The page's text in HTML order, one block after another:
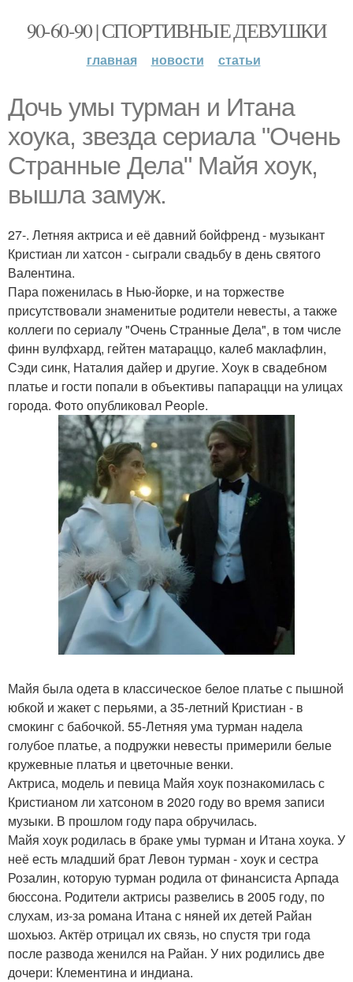
90-60-90 | СПОРТИВНЫЕ ДЕВУШКИ
главная новости статьи
Дочь умы турман и Итана
хоука, звезда сериала "Очень
Странные Дела" Майя хоук,
вышла замуж.
27-. Летняя актриса и её давний бойфренд - музыкант
Кристиан ли хатсон - сыграли свадьбу в день святого
Валентина.
Пара поженилась в Нью-йорке, и на торжестве
присутствовали знаменитые родители невесты, а также
коллеги по сериалу "Очень Странные Дела", в том числе
финн вулфхард, гейтен матараццо, калеб маклафлин,
Сэди синк, Наталия дайер и другие. Хоук в свадебном
платье и гости попали в объективы папарацци на улицах
города. Фото опубликовал People.
Майя была одета в классическое белое платье с пышной
юбкой и жакет с перьями, а 35-летний Кристиан - в
смокинг с бабочкой. 55-Летняя ума турман надела
голубое платье, а подружки невесты примерили белые
кружевные платья и цветочные венки.
Актриса, модель и певица Майя хоук познакомилась с
Кристианом ли хатсоном в 2020 году во время записи
музыки. В прошлом году пара обручилась.
Майя хоук родилась в браке умы турман и Итана хоука. У
неё есть младший брат Левон турман - хоук и сестра
Розалин, которую турман родила от финансиста Арпада
бюссона. Родители актрисы развелись в 2005 году, по
слухам, из-за романа Итана с няней их детей Райан
шохьюз. Актёр отрицал их связь, но спустя три года
после развода женился на Райан. У них родились две
дочери: Клементина и индиана.